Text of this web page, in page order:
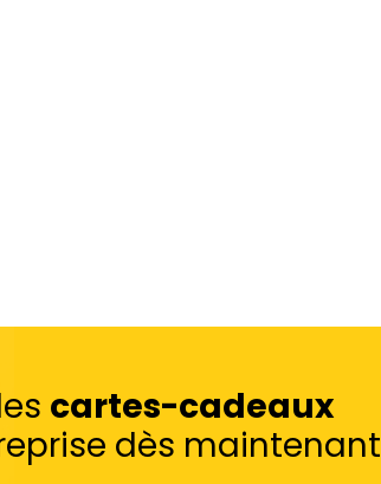
cartes-cadeaux
dès maintenant